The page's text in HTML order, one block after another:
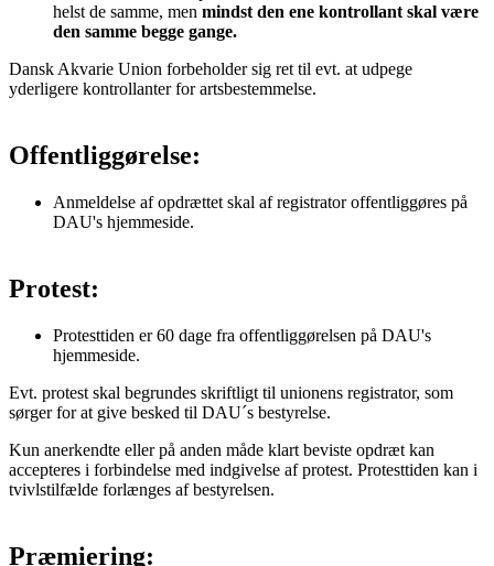
helst de samme, men mindst den ene kontrollant skal være
den samme begge gange.
Dansk Akvarie Union forbeholder sig ret til evt. at udpege
yderligere kontrollanter for artsbestemmelse.
Offentliggørelse:
Anmeldelse af opdrættet skal af registrator offentliggøres på
DAU's hjemmeside.
Protest:
Protesttiden er 60 dage fra offentliggørelsen på DAU's
hjemmeside.
Evt. protest skal begrundes skriftligt til unionens registrator, som
sørger for at give besked til DAU´s bestyrelse.
Kun anerkendte eller på anden måde klart beviste opdræt kan
accepteres i forbindelse med indgivelse af protest. Protesttiden kan i
tvivlstilfælde forlænges af bestyrelsen.
Præmiering: